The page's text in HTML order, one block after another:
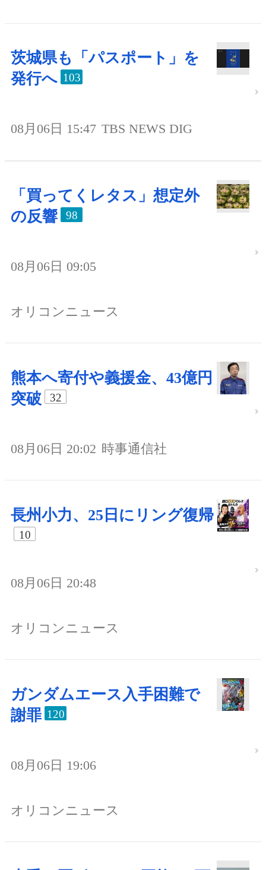
茨城県も「パスポート」を
発行へ 103
08月06日 15:47 TBS NEWS DIG
「買ってくレタス」想定外
の反響
98
08月06日 09:05
オリコンニュース
熊本へ寄付や義援金、43億円
突破
32
08月06日 20:02 時事通信社
長州小力、25日にリング復帰
10
08月06日 20:48
オリコンニュース
ガンダムエース入手困難で
謝罪 120
08月06日 19:06
オリコンニュース